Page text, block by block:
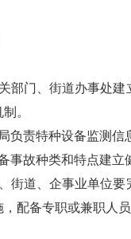
部门、街道办事处
。
负责特种设备监测信
事故种类和特点建立
街道、企事业单位
配备专职或兼职人